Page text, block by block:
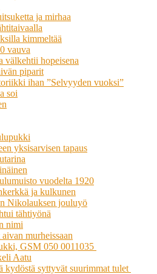
ja mirhaa
kimmeltää
vauva
välkehtii hopeisena
piparit
ihan ”Selvyyden vuoksi”
soi
yksisarvisen tapaus
vuodelta 1920
ja kulkunen
Nikolauksen jouluyö
tähtiyönä
nimi
murheissaan
GSM 050 0011035
Aatu
kydöstä syttyvät suurimmat tulet